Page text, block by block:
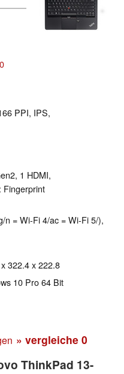
PPI, IPS,
1 HDMI,
Fingerprint
n = Wi-Fi 4/ac = Wi-Fi 5/),
322.4 x 222.8
10 Pro 64 Bit
» vergleiche 0
ThinkPad 13-